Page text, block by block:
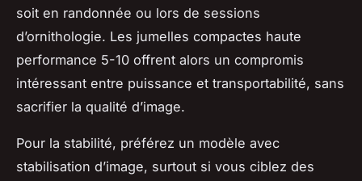
soit en randonnée ou lors de sessions
d’ornithologie. Les jumelles compactes haute
performance 5-10 offrent alors un compromis
intéressant entre puissance et transportabilité, sans
sacrifier la qualité d’image.
Pour la stabilité, préférez un modèle avec
stabilisation d’image, surtout si vous ciblez des